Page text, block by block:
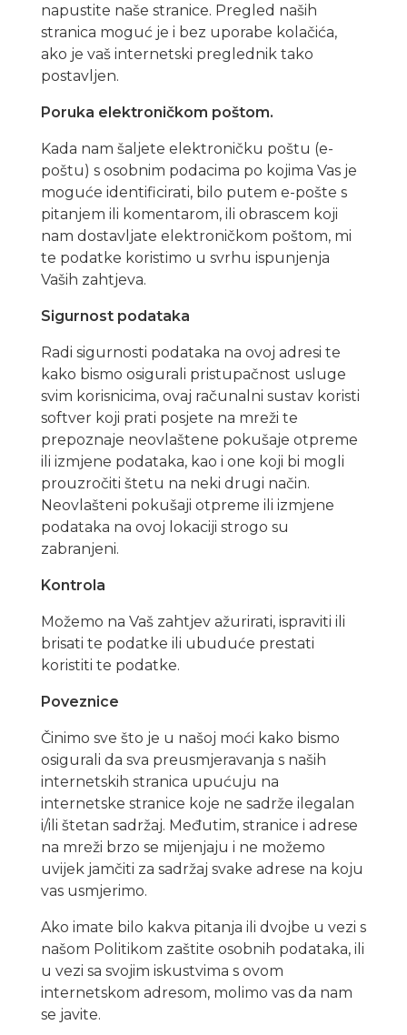
napustite naše stranice. Pregled naših
stranica moguć je i bez uporabe kolačića,
ako je vaš internetski preglednik tako
postavljen.
Poruka elektroničkom poštom.
Kada nam šaljete elektroničku poštu (e-
poštu) s osobnim podacima po kojima Vas je
moguće identificirati, bilo putem e-pošte s
pitanjem ili komentarom, ili obrascem koji
nam dostavljate elektroničkom poštom, mi
te podatke koristimo u svrhu ispunjenja
Vaših zahtjeva.
Sigurnost podataka
Radi sigurnosti podataka na ovoj adresi te
kako bismo osigurali pristupačnost usluge
svim korisnicima, ovaj računalni sustav koristi
softver koji prati posjete na mreži te
prepoznaje neovlaštene pokušaje otpreme
ili izmjene podataka, kao i one koji bi mogli
prouzročiti štetu na neki drugi način.
Neovlašteni pokušaji otpreme ili izmjene
podataka na ovoj lokaciji strogo su
zabranjeni.
Kontrola
Možemo na Vaš zahtjev ažurirati, ispraviti ili
brisati te podatke ili ubuduće prestati
koristiti te podatke.
Poveznice
Činimo sve što je u našoj moći kako bismo
osigurali da sva preusmjeravanja s naših
internetskih stranica upućuju na
internetske stranice koje ne sadrže ilegalan
i/ili štetan sadržaj. Međutim, stranice i adrese
na mreži brzo se mijenjaju i ne možemo
uvijek jamčiti za sadržaj svake adrese na koju
vas usmjerimo.
Ako imate bilo kakva pitanja ili dvojbe u vezi s
našom Politikom zaštite osobnih podataka, ili
u vezi sa svojim iskustvima s ovom
internetskom adresom, molimo vas da nam
se javite.